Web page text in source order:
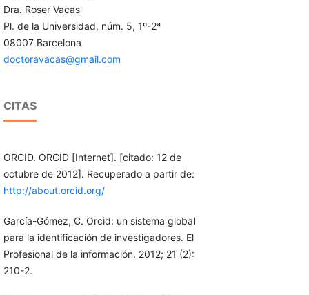
Dra. Roser Vacas
Pl. de la Universidad, núm. 5, 1º-2ª
08007 Barcelona
doctoravacas@gmail.com
CITAS
ORCID. ORCID [Internet]. [citado: 12 de
octubre de 2012]. Recuperado a partir de:
http://about.orcid.org/
García-Gómez, C. Orcid: un sistema global
para la identificación de investigadores. El
Profesional de la información. 2012; 21 (2):
210-2.